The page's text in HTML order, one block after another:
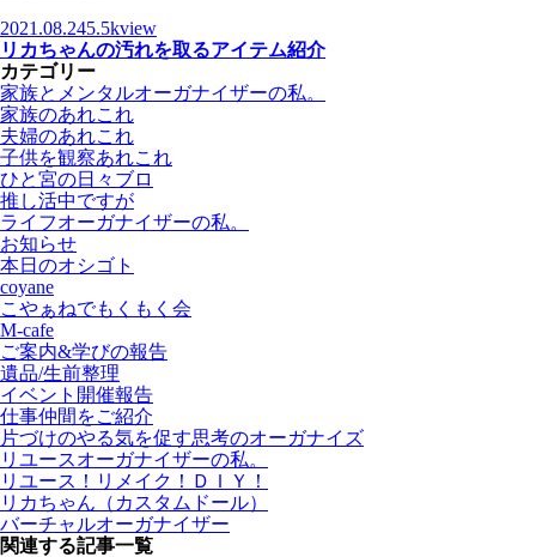
2021.08.245.5kview
リカちゃんの汚れを取るアイテム紹介
カテゴリー
家族とメンタルオーガナイザーの私。
家族のあれこれ
夫婦のあれこれ
子供を観察あれこれ
ひと宮の日々ブロ
推し活中ですが
ライフオーガナイザーの私。
お知らせ
本日のオシゴト
coyane
こやぁねでもくもく会
M-cafe
ご案内&学びの報告
遺品/生前整理
イベント開催報告
仕事仲間をご紹介
片づけのやる気を促す思考のオーガナイズ
リユースオーガナイザーの私。
リユース！リメイク！ＤＩＹ！
リカちゃん（カスタムドール）
バーチャルオーガナイザー
関連する記事一覧